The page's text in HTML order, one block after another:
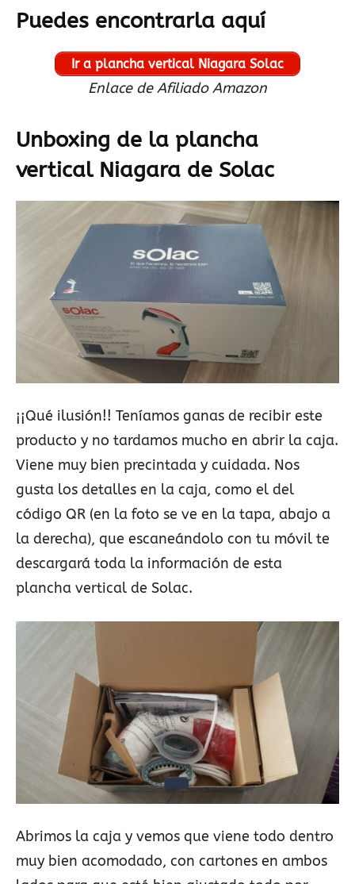
Puedes encontrarla aquí
Ir a plancha vertical Niagara Solac
Enlace de Afiliado Amazon
Unboxing de la plancha
vertical Niagara de Solac
¡¡Qué ilusión!! Teníamos ganas de recibir este
producto y no tardamos mucho en abrir la caja.
Viene muy bien precintada y cuidada. Nos
gusta los detalles en la caja, como el del
código QR (en la foto se ve en la tapa, abajo a
la derecha), que escaneándolo con tu móvil te
descargará toda la información de esta
plancha vertical de Solac.
Abrimos la caja y vemos que viene todo dentro
muy bien acomodado, con cartones en ambos